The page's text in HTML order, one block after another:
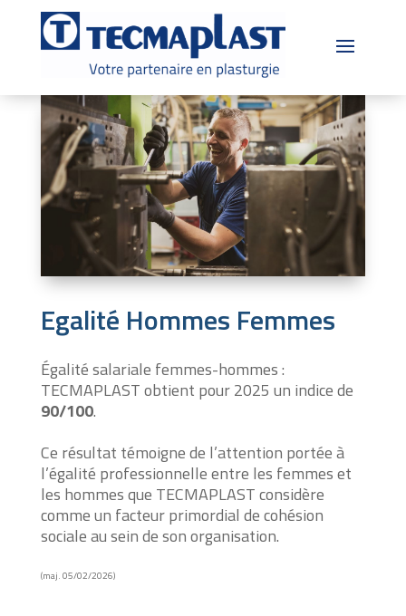
Egalité Hommes Femmes
Égalité salariale femmes-hommes :
TECMAPLAST obtient pour 2025 un indice de
90/100.
Ce résultat témoigne de l’attention portée à
l’égalité professionnelle entre les femmes et
les hommes que TECMAPLAST considère
comme un facteur primordial de cohésion
sociale au sein de son organisation.
(maj. 05/02/2026)